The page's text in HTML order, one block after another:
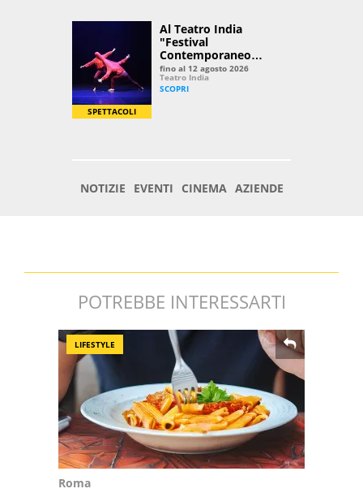
POTREBBE INTERESSARTI
LIFESTYLE
Roma